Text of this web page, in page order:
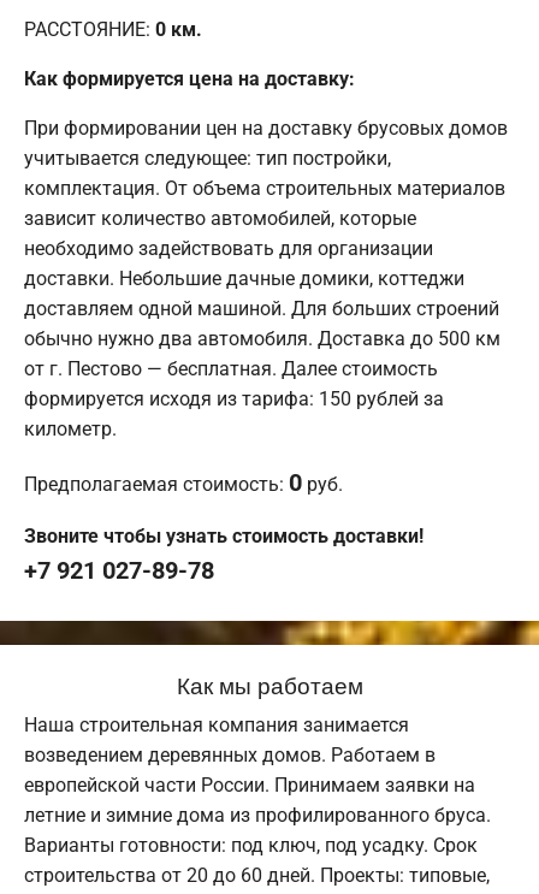
РАССТОЯНИЕ: 0 км.
Как формируется цена на доставку:
При формировании цен на доставку брусовых домов
учитывается следующее: тип постройки,
комплектация. От объема строительных материалов
зависит количество автомобилей, которые
необходимо задействовать для организации
доставки. Небольшие дачные домики, коттеджи
доставляем одной машиной. Для больших строений
обычно нужно два автомобиля. Доставка до 500 км
от г. Пестово — бесплатная. Далее стоимость
формируется исходя из тарифа: 150 рублей за
километр.
Предполагаемая стоимость: 0 руб.
Звоните чтобы узнать стоимость доставки!
+7 921 027-89-78
Как мы работаем
Наша строительная компания занимается
возведением деревянных домов. Работаем в
европейской части России. Принимаем заявки на
летние и зимние дома из профилированного бруса.
Варианты готовности: под ключ, под усадку. Срок
строительства от 20 до 60 дней. Проекты: типовые,